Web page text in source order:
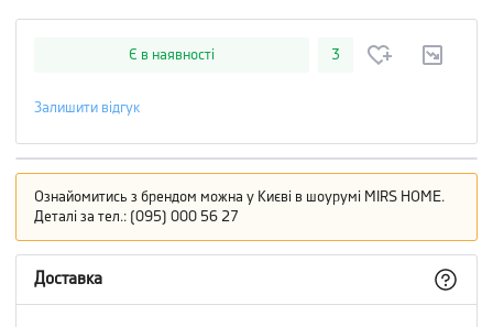
Є в наявності 3
Залишити відгук
Ознайомитись з брендом можна у Києві в шоурумі MIRS HOME.
Деталі за тел.: (095) 000 56 27
Доставка